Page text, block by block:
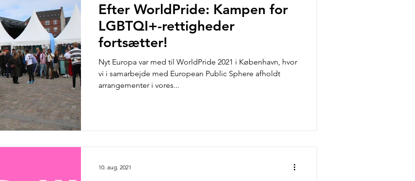
Efter WorldPride: Kampen for
LGBTQI+-rettigheder
fortsætter!
Nyt Europa var med til WorldPride 2021 i København, hvor
vi i samarbejde med European Public Sphere afholdt
arrangementer i vores...
10. aug. 2021